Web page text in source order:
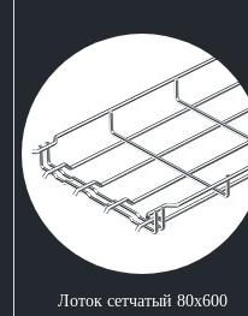
Лоток сетчатый 80x600